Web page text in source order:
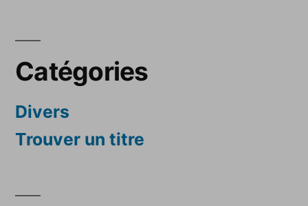
Catégories
Divers
Trouver un titre